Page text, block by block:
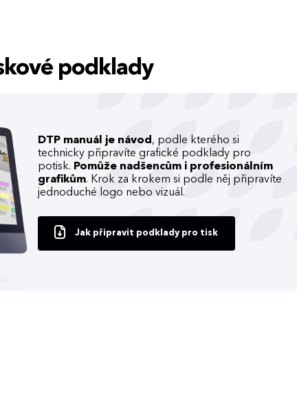
podklady
DTP manuál je návod , podle kterého si
technicky připravíte grafické podklady pro
potisk. Pomůže nadšencům i profesionálním
grafikům. Krok za krokem si podle něj připravíte
jednoduché logo nebo vizuál.
Jak připravit podklady pro tisk